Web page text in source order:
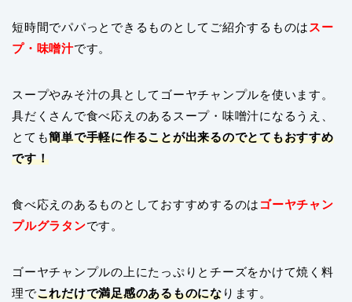
短時間でパパっとできるものとしてご紹介するものは スー
プ・味噌汁です。
スープやみそ汁の具としてゴーヤチャンプルを使います。
具だくさんで食べ応えのあるスープ・味噌汁になるうえ、
とても簡単で手軽に作ることが出来るのでとてもおすすめ
です！
食べ応えのあるものとしておすすめするのは ゴーヤチャン
プルグラタンです。
ゴーヤチャンプルの上にたっぷりとチーズをかけて焼く料
理でこれだけで満足感のあるものになります。